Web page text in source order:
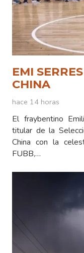
EMI
CHINA
hace 14 horas
El fraybentino
titular de la
China con la
FUBB,…